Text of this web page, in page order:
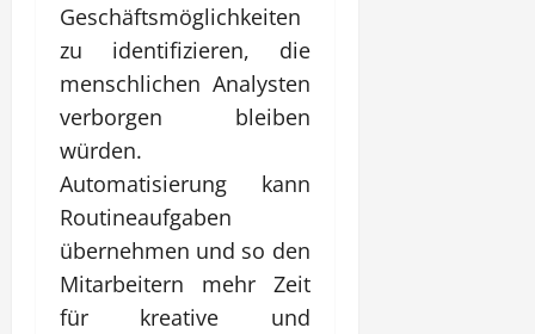
Geschäftsmöglichkeiten
zu identifizieren, die
menschlichen Analysten
verborgen bleiben
würden.
Automatisierung kann
Routineaufgaben
übernehmen und so den
Mitarbeitern mehr Zeit
für kreative und